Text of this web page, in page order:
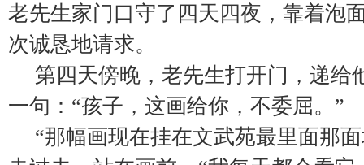
老先生家门口守了四天四夜，靠着泡
次诚恳地请求。
第四天傍晚，老先生打开门，递给
一句：“孩子，这画给你，不委屈。”
“那幅画现在挂在文武苑最里面那